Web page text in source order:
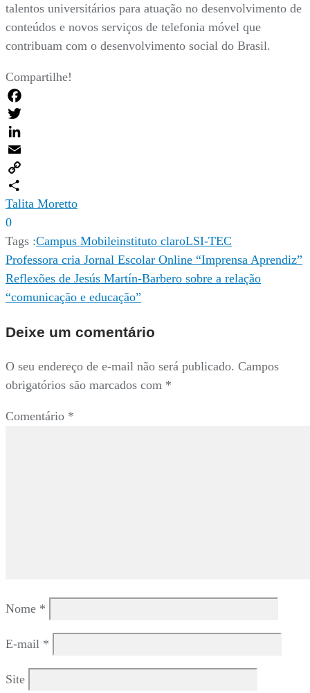
talentos universitários para atuação no desenvolvimento de
conteúdos e novos serviços de telefonia móvel que
contribuam com o desenvolvimento social do Brasil.
Compartilhe!
Facebook
Twitter
LinkedIn
Email
Copy
Link
Compartilhar
Talita Moretto
0
Tags :Campus Mobileinstituto claroLSI-TEC
Navegação
de
Post
Professora cria Jornal Escolar Online “Imprensa Aprendiz”
Reflexões de Jesús Martín-Barbero sobre a relação
“comunicação e educação”
Deixe um comentário
O seu endereço de e-mail não será publicado. Campos
obrigatórios são marcados com *
Comentário *
Nome *
E-mail *
Site